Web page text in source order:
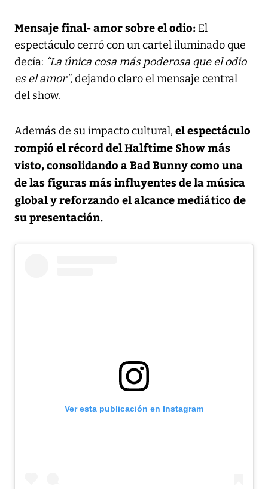
Mensaje final- amor sobre el odio:El
espectáculo cerró con un cartel iluminado que
decía: “La única cosa más poderosa que el odio
es el amor”, dejando claro el mensaje central
del show.
Además de su impacto cultural, el espectáculo
rompió el récord del Halftime Show más
visto, consolidando a Bad Bunny como una
de las figuras más influyentes de la música
global y reforzando el alcance mediático de
su presentación.
Ver esta publicación en Instagram